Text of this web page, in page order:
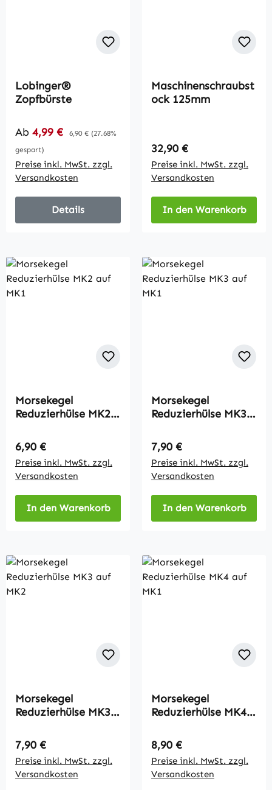
Lobinger®
Zopfbürste
Verkaufspreis:
Ab 4,99 € Regulärer Preis:
6,90 € (27.68%
gespart)
Preise inkl. MwSt. zzgl.
Versandkosten
Details
Maschinenschraubst
ock 125mm
Regulärer Preis:
32,90 €
Preise inkl. MwSt. zzgl.
Versandkosten
In den Warenkorb
Morsekegel
Reduzierhülse MK2
Regulärer Preis:
6,90 €
Preise inkl. MwSt. zzgl.
Versandkosten
In den Warenkorb
Morsekegel
Reduzierhülse MK3
Regulärer Preis:
7,90 €
Preise inkl. MwSt. zzgl.
Versandkosten
In den Warenkorb
Morsekegel
Reduzierhülse MK3
Regulärer Preis:
7,90 €
Preise inkl. MwSt. zzgl.
Versandkosten
Morsekegel
Reduzierhülse MK4
Regulärer Preis:
8,90 €
Preise inkl. MwSt. zzgl.
Versandkosten